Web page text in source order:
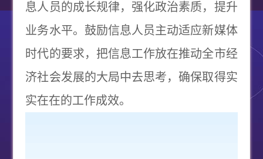
息人员的成长规律，强化政治素质，提升
业务水平。鼓励信息人员主动适应新媒体
时代的要求，把信息工作放在推动全市经
济社会发展的大局中去思考，确保取得实
实在在的工作成效。